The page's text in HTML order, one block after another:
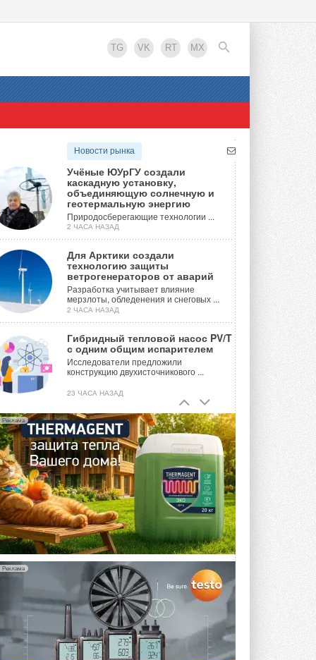
TG VK RT MX
EN
Новости рынка
Учёные ЮУрГУ создали
каскадную установку,
объединяющую солнечную и
геотермальную энергию
Природосберегающие технологии ...
2 ЧАСА НАЗАД
Для Арктики создали
технологию защиты
ветрогенераторов от аварий
Разработка учитывает влияние
мерзлоты, обледенения и снеговых ...
2 ЧАСА НАЗАД
Гибридный тепловой насос PV/T
с одним общим испарителем
Исследователи предложили
конструкцию двухисточникового ...
23 ЧАСА НАЗАД
21-й ежегодный форум
«ЦОД-2026»
Мероприятие пройдет 2-3 сентября в
отеле Radisson Slavyanskaya. Форум
посетит более двух тысяч участников ...
ВЧЕРА
Китайская Shenling представила
линейку тепловых насосов
«воздух-вода» на R290
Серия ThermaX R290 All-In-One
включает три модели ...
4 АВГУСТА 2026
Тепловые насосы в связке с
солнечной генерацией и
накопителем снижают
потребление на 60%
Исследователи из Италии установили ...
4 АВГУСТА 2026
Реклама
Реклама